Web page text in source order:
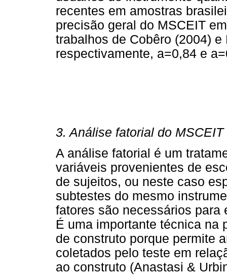
recentes em amostras
precisão geral do MSCEIT
trabalhos de Cobêro (2004)
respectivamente, a=0,84 e
3. Análise fatorial do MSCEIT
A análise fatorial é um
variáveis provenientes de
de sujeitos, ou neste caso
subtestes do mesmo
fatores são necessários
É uma importante técnica na
de construto porque permite
coletados pelo teste em
ao construto (Anastasi &